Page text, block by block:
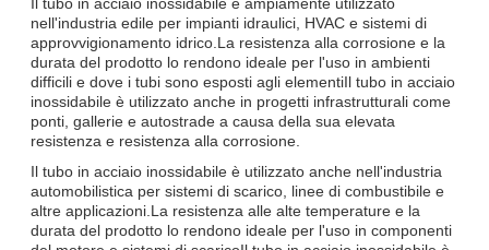
nell'industria edile per impianti idraulici, HVAC e sistemi di
approvvigionamento idrico.La resistenza alla corrosione e la
durata del prodotto lo rendono ideale per l'uso in ambienti
difficili e dove i tubi sono esposti agli elementiIl tubo in acciaio
inossidabile è utilizzato anche in progetti infrastrutturali come
ponti, gallerie e autostrade a causa della sua elevata
resistenza e resistenza alla corrosione.
Il tubo in acciaio inossidabile è utilizzato anche nell'industria
automobilistica per sistemi di scarico, linee di combustibile e
altre applicazioni.La resistenza alle alte temperature e la
durata del prodotto lo rendono ideale per l'uso in componenti